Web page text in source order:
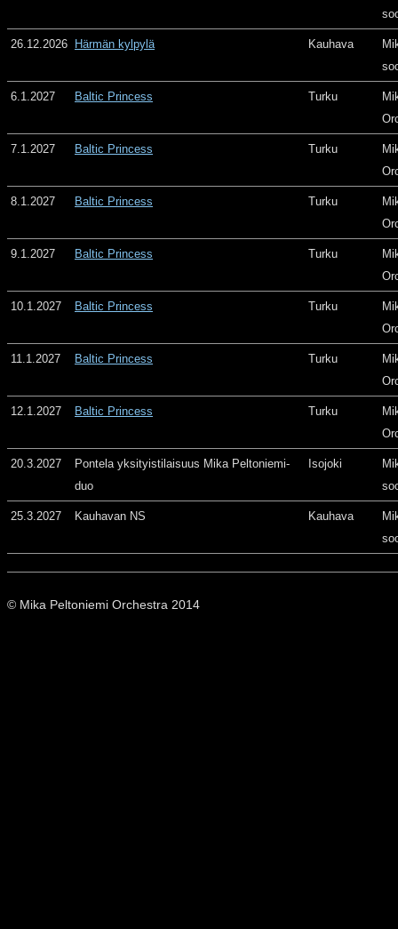
26.12.2026 Härmän kylpylä Kauhava
6.1.2027 Baltic Princess Turku
7.1.2027 Baltic Princess Turku
8.1.2027 Baltic Princess Turku
9.1.2027 Baltic Princess Turku
10.1.2027 Baltic Princess Turku
11.1.2027 Baltic Princess Turku
12.1.2027 Baltic Princess Turku
20.3.2027
Pontela yksityistilaisuus Mika Peltoniemi-
duo
Isojoki
25.3.2027 Kauhavan NS Kauhava
© Mika Peltoniemi Orchestra 2014